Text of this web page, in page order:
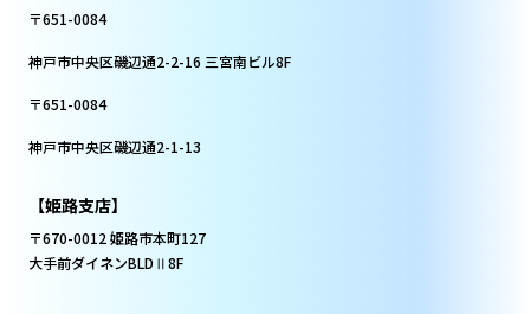
ただくものですが、一部であっても必須情報のご提出が
ます
株式会社ニチワ
個人情報保護総合窓口
〒651-0084 神戸市中央区磯辺通2-2-16
〒651-0084
神戸市中央区磯辺通2-2-16 三宮南ビル8F
〒651-0084
神戸市中央区磯辺通2-1-13
【姫路支店】
〒670-0012 姫路市本町127
大手前ダイネンBLDⅡ8F